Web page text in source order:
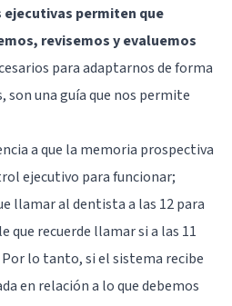
ejecutivas permiten que
revisemos y evaluemos
para adaptarnos de forma
son una guía que nos permite
a que la memoria prospectiva
ejecutivo para funcionar;
llamar al dentista a las 12 para
que recuerde llamar si a las 11
lo tanto, si el sistema recibe
en relación a lo que debemos